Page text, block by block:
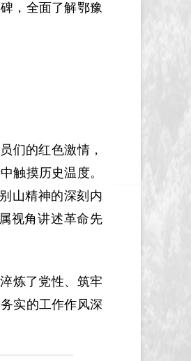
，全面了解鄂豫
们的红色激情，
触摸历史温度。
山精神的深刻内
视角讲述革命先
炼了党性、筑牢
实的工作作风深